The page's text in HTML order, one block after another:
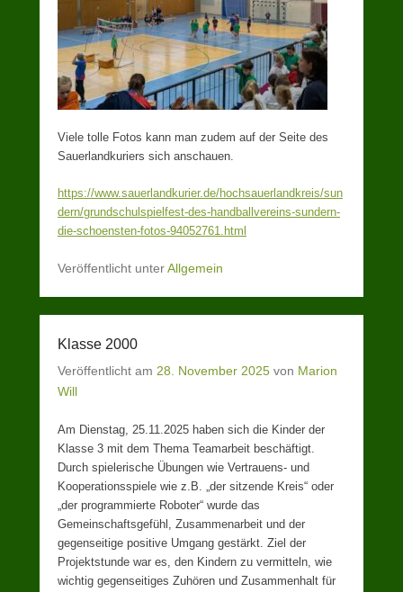
Viele tolle Fotos kann man zudem auf der Seite des
Sauerlandkuriers sich anschauen.
https://www.sauerlandkurier.de/hochsauerlandkreis/sun
dern/grundschulspielfest-des-handballvereins-sundern-
die-schoensten-fotos-94052761.html
Veröffentlicht unterAllgemein
Klasse 2000
Veröffentlicht am 28. November 2025 von Marion
Will
Am Dienstag, 25.11.2025 haben sich die Kinder der
Klasse 3 mit dem Thema Teamarbeit beschäftigt.
Durch spielerische Übungen wie Vertrauens- und
Kooperationsspiele wie z.B. „der sitzende Kreis“ oder
„der programmierte Roboter“ wurde das
Gemeinschaftsgefühl, Zusammenarbeit und der
gegenseitige positive Umgang gestärkt. Ziel der
Projektstunde war es, den Kindern zu vermitteln, wie
wichtig gegenseitiges Zuhören und Zusammenhalt für